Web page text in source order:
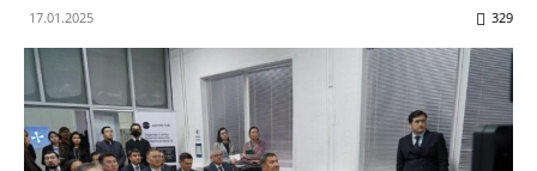
17.01.2025 329